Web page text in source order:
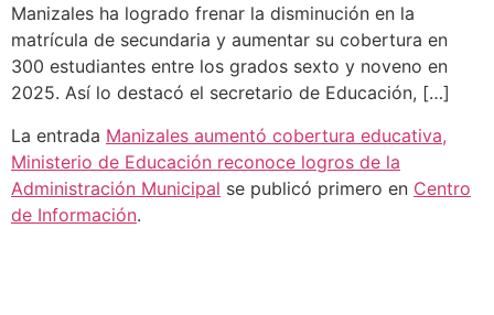
Manizales ha logrado frenar la disminución en la
matrícula de secundaria y aumentar su cobertura en
300 estudiantes entre los grados sexto y noveno en
2025. Así lo destacó el secretario de Educación, […]
La entrada Manizales aumentó cobertura educativa,
Ministerio de Educación reconoce logros de la
Administración Municipal se publicó primero en Centro
de Información.